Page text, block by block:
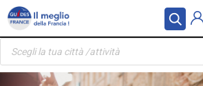
Pannello di gestione dei cookies
Skip
content
Ricerca
prodotti